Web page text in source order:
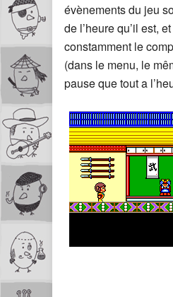
évènements du jeu
de l’heure qu’il est,
constamment le
(dans le menu, le
pause que tout a